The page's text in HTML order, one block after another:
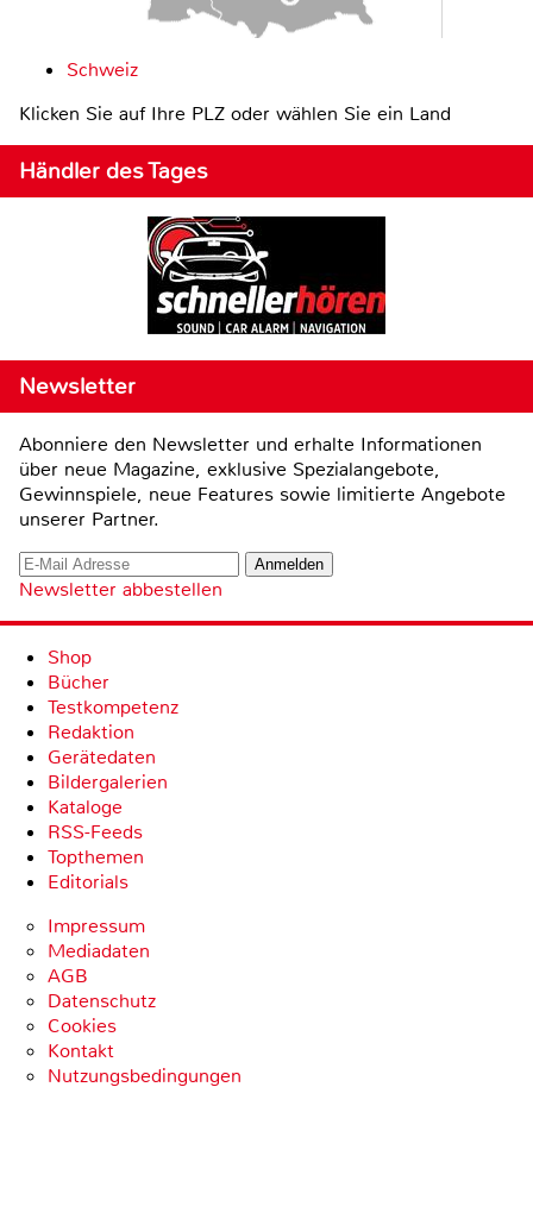
Schweiz
Klicken Sie auf Ihre PLZ oder wählen Sie ein Land
Händler des Tages
Newsletter
Abonniere den Newsletter und erhalte Informationen
über neue Magazine, exklusive Spezialangebote,
Gewinnspiele, neue Features sowie limitierte Angebote
unserer Partner.
Newsletter abbestellen
Shop
Bücher
Testkompetenz
Redaktion
Gerätedaten
Bildergalerien
Kataloge
RSS-Feeds
Topthemen
Editorials
Impressum
Mediadaten
AGB
Datenschutz
Cookies
Kontakt
Nutzungsbedingungen